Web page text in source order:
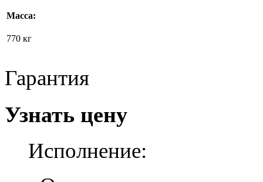
Масса:
770 кг
Гарантия
Узнать цену
Исполнение: